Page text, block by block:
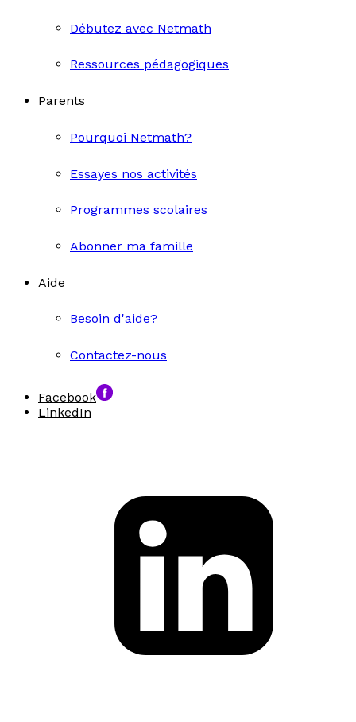
Débutez avec Netmath
Ressources pédagogiques
Parents
Pourquoi Netmath?
Essayes nos activités
Programmes scolaires
Abonner ma famille
Aide
Besoin d'aide?
Contactez-nous
Facebook
LinkedIn